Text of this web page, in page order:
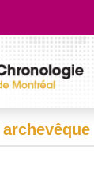
principal